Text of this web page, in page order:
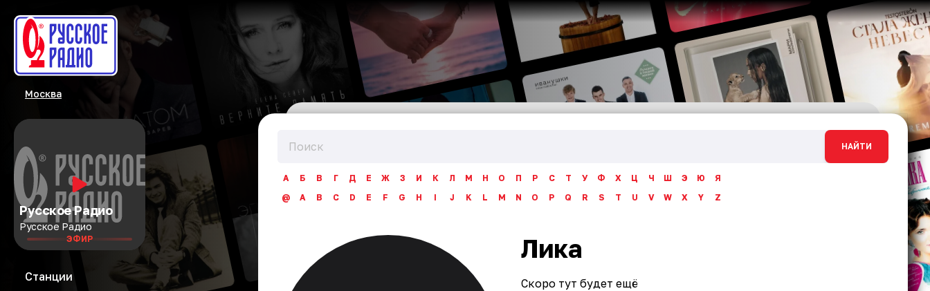
Москва
Русское Радио
Русское Радио
ЭФИР
Станции
НАЙТИ
А Б В Г Д Е Ж З И К Л М Н О П Р С Т У Ф Х Ц Ч Ш Э Ю
Я
@
A B C D E F G H I J K L M N O P Q R S T U V W X Y Z
Лика
Скоро тут будет ещё